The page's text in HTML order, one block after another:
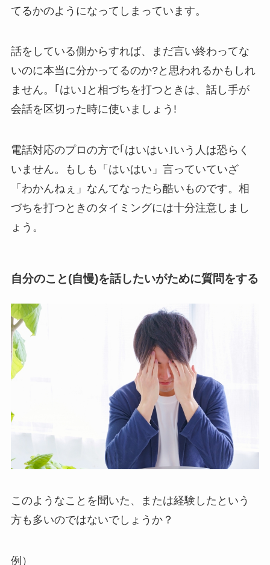
てるかのようになってしまっています。
話をしている側からすれば、まだ言い終わってな
いのに本当に分かってるのか?と思われるかもしれ
ません。
｢はい｣と相づちを打つときは、話し手が
会話を区切った時に使いましょう!
電話対応のプロの方で｢はいはい｣いう人は恐らく
いません。もしも「はいはい」言っていていざ
「わかんねぇ」なんてなったら酷いものです。相
づちを打つときのタイミングには十分注意しまし
ょう。
自分のこと(自慢)を話したいがために質問をする
このようなことを聞いた、または経験したという
方も多いのではないでしょうか？
例）